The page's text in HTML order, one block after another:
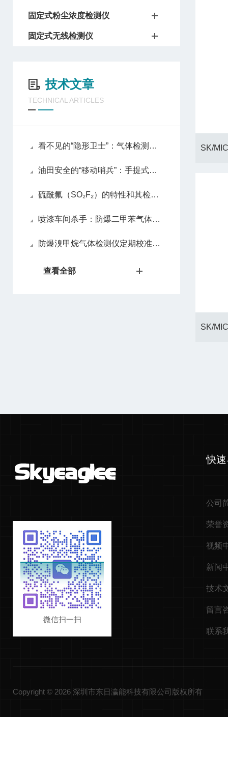
固定式粉尘浓度检测仪
固定式无线检测仪
技术文章
TECHNICAL ARTICLES
看不见的“隐形卫士”：气体检测仪如何守护我们的安全
油田安全的“移动哨兵”：手提式四合一气体检测仪全面解析
硫酰氟（SO₂F₂）的特性和其检测仪的说明
喷漆车间杀手：防爆二甲苯气体检测仪预防慢性中毒
防爆溴甲烷气体检测仪定期校准的重要性与操作流程
查看全部
微信扫一扫
快
公司
荣誉
视频
新闻
技术
留言
联系
Copyright © 2026 深圳市东日瀛能科技有限公司版权所有